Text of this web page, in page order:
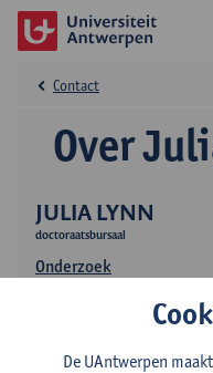
JULIA LYNN
doctoraatsbursaal
Onderzoek
Over
Contact
De UAntwerpen